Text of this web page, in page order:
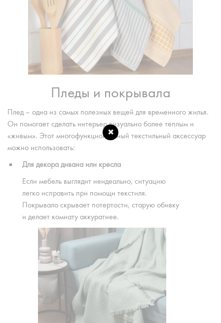
Пледы и покрывала
Плед – одна из самых полезных вещей для временного жилья.
Он помогает сделать интерьер визуально более теплым и
«живым». Этот многофункциональный текстильный аксессуар
можно использовать:
Для декора дивана или кресла
Если мебель выглядит неидеально, ситуацию
легко исправить при помощи текстиля.
Покрывало скрывает потертости, старую обивку
и делает комнату аккуратнее.